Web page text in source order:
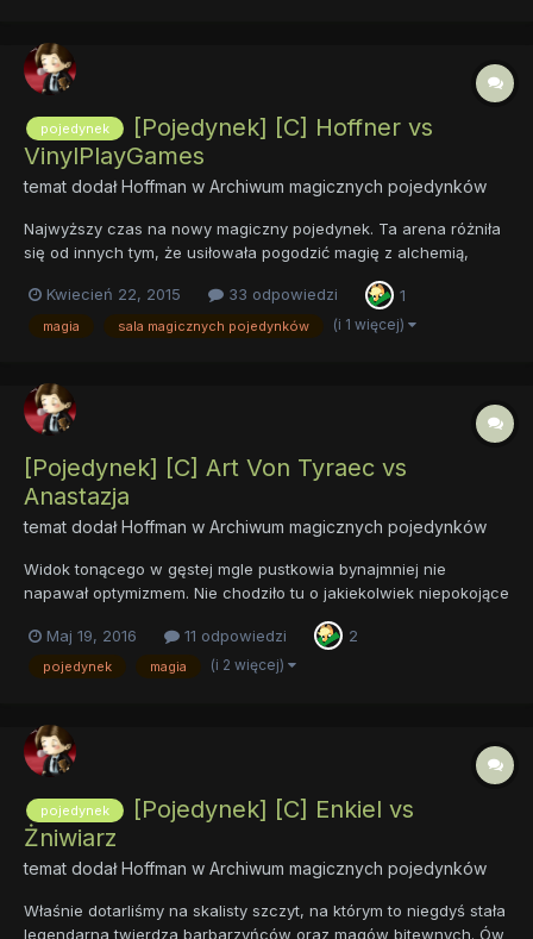
pojedynek
[Pojedynek] [C] Hoffner vs
VinylPlayGames
temat dodałHoffman w Archiwum magicznych pojedynków
Najwyższy czas na nowy magiczny pojedynek. Ta arena różniła
się od innych tym, że usiłowała pogodzić magię z alchemią,
zadany przez architektów, lecz nie przeszkadzała porostom i
kryształom porastać swych ścian. Nie wadziła równie...
Kwiecień 22, 2015 33 odpowiedzi 1
magia sala magicznych pojedynków (i 1 więcej)
[Pojedynek] [C] Art Von Tyraec vs
Anastazja
temat dodałHoffman w Archiwum magicznych pojedynków
Widok tonącego w gęstej mgle pustkowia bynajmniej nie
napawał optymizmem. Nie chodziło tu o jakiekolwiek niepokojące
obieżyświatów, rozszarpanych przez dziką bestię, bynajmniej.
Po prostu czuć było obecność czegoś złego. Powietrze było
Maj 19, 2016 11 odpowiedzi 2
pojedynek magia (i 2 więcej)
pojedynek
[Pojedynek] [C] Enkiel vs
Żniwiarz
temat dodałHoffman w Archiwum magicznych pojedynków
Właśnie dotarliśmy na skalisty szczyt, na którym to niegdyś stała
legendarna twierdza barbarzyńców oraz magów bitewnych. Ów